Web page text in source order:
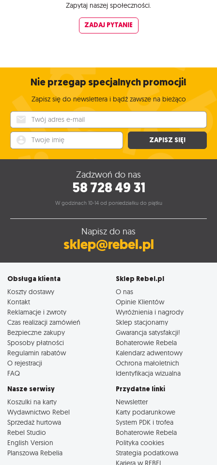
Zapytaj naszej społeczności.
ZADAJ PYTANIE
Nie przegap specjalnych promocji!
Zapisz się do newslettera i bądź zawsze na bieżąco
ZAPISZ SIĘ!
Zadzwoń do nas
58 728 49 31
W godzinach 10-14 od poniedziałku do piątku
Napisz do nas
sklep@rebel.pl
Obsługa klienta
Koszty dostawy
Kontakt
Reklamacje i zwroty
Czas realizacji zamówień
Bezpieczne zakupy
Sposoby płatności
Regulamin rabatów
O rejestracji
FAQ
Sklep Rebel.pl
O nas
Opinie Klientów
Wyróżnienia i nagrody
Sklep stacjonarny
Gwarancja satysfakcji!
Bohaterowie Rebela
Kalendarz adwentowy
Ochrona małoletnich
Identyfikacja wizualna
Nasze serwisy
Koszulki na karty
Wydawnictwo Rebel
Sprzedaż hurtowa
Rebel Studio
English Version
Planszowa Rebelia
Przydatne linki
Newsletter
Karty podarunkowe
System PDK i trofea
Bohaterowie Rebela
Polityka cookies
Strategia podatkowa
Kariera w REBEL